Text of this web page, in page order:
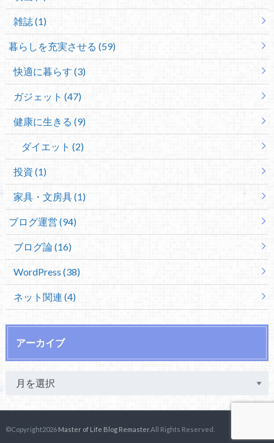
雑誌 (1)
暮らしを充実させる (59)
快適に暮らす (3)
ガジェット (47)
健康に生きる (9)
ダイエット (2)
投資 (1)
家具・文房具 (1)
ブログ運営 (94)
ブログ論 (16)
WordPress (38)
ネット関連 (4)
アーカイブ
©Copyright2026 Master of Life Blog Remaster.All Rights Reserved.